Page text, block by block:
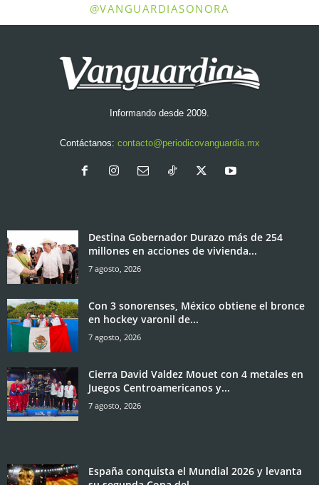
@VANGUARDIASONORA
Informando desde 2009.
Contáctanos: contacto@periodicovanguardia.mx
Destina Gobernador Durazo más de 254
millones en acciones de vivienda...
7 agosto, 2026
Con 3 sonorenses, México obtiene el bronce
en hockey varonil de...
7 agosto, 2026
Cierra David Valdez Mouet con 4 metales en
Juegos Centroamericanos y...
7 agosto, 2026
España conquista el Mundial 2026 y levanta